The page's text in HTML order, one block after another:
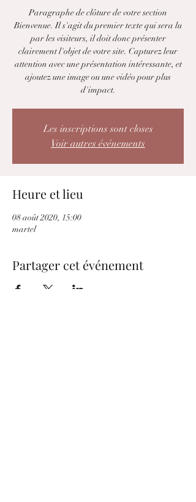
Paragraphe de clôture de votre section
Bienvenue. Il s'agit du premier texte qui sera lu
par les visiteurs, il doit donc présenter
clairement l'objet de votre site. Capturez leur
attention avec une présentation intéressante, et
ajoutez une image ou une vidéo pour plus
d'impact.
Les inscriptions sont closes
Voir autres événements
Heure et lieu
08 août 2020, 15:00
martel
Partager cet événement